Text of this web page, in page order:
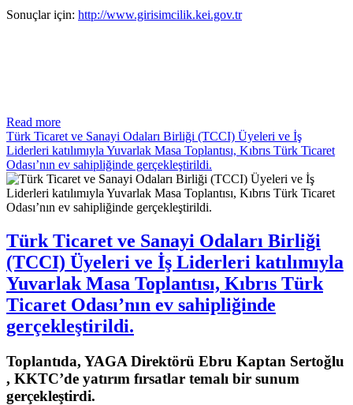
Sonuçlar için: http://www.girisimcilik.kei.gov.tr
Read more
Türk Ticaret ve Sanayi Odaları Birliği (TCCI) Üyeleri ve İş
Liderleri katılımıyla Yuvarlak Masa Toplantısı, Kıbrıs Türk Ticaret
Odası’nın ev sahipliğinde gerçekleştirildi.
Türk Ticaret ve Sanayi Odaları Birliği
(TCCI) Üyeleri ve İş Liderleri katılımıyla
Yuvarlak Masa Toplantısı, Kıbrıs Türk
Ticaret Odası’nın ev sahipliğinde
gerçekleştirildi.
Toplantıda, YAGA Direktörü Ebru Kaptan Sertoğlu
, KKTC’de yatırım fırsatlar temalı bir sunum
gerçekleştirdi.